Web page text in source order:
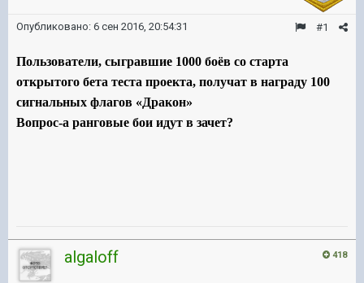
#1
Опубликовано: 6 сен 2016, 20:54:31
Пользователи, сыгравшие 1000 боёв со старта
открытого бета теста проекта, получат в награду 100
сигнальных флагов «Дракон»
Вопрос-а ранговые бои идут в зачет?
418
algaloff